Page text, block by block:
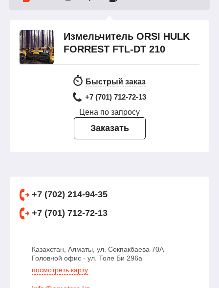
Измельчитель ORSI HULK
FORREST FTL-DT 210
Быстрый заказ
+7 (701) 712-72-13
Цена по запросу
Заказать
+7 (702) 214-94-35
+7 (701) 712-72-13
Казахстан, Алматы, ул. Сокпакбаева 70А
Головной офис - ул. Толе Би 296а
посмотреть карту